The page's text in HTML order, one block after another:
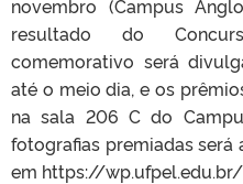
novembro (Campus
resultado do
comemorativo será
até o meio dia, e os
na sala 206 C do
fotografias premiadas será
em https://